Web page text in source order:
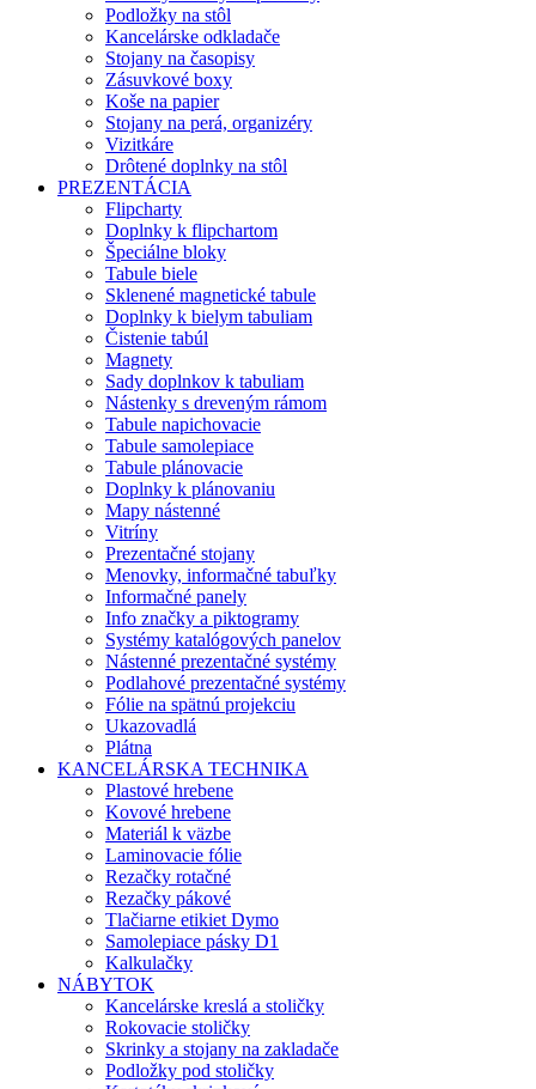
Podložky na stôl
Kancelárske odkladače
Stojany na časopisy
Zásuvkové boxy
Koše na papier
Stojany na perá, organizéry
Vizitkáre
Drôtené doplnky na stôl
PREZENTÁCIA
Flipcharty
Doplnky k flipchartom
Špeciálne bloky
Tabule biele
Sklenené magnetické tabule
Doplnky k bielym tabuliam
Čistenie tabúl
Magnety
Sady doplnkov k tabuliam
Nástenky s dreveným rámom
Tabule napichovacie
Tabule samolepiace
Tabule plánovacie
Doplnky k plánovaniu
Mapy nástenné
Vitríny
Prezentačné stojany
Menovky, informačné tabuľky
Informačné panely
Info značky a piktogramy
Systémy katalógových panelov
Nástenné prezentačné systémy
Podlahové prezentačné systémy
Fólie na spätnú projekciu
Ukazovadlá
Plátna
KANCELÁRSKA TECHNIKA
Plastové hrebene
Kovové hrebene
Materiál k väzbe
Laminovacie fólie
Rezačky rotačné
Rezačky pákové
Tlačiarne etikiet Dymo
Samolepiace pásky D1
Kalkulačky
NÁBYTOK
Kancelárske kreslá a stoličky
Rokovacie stoličky
Skrinky a stojany na zakladače
Podložky pod stoličky